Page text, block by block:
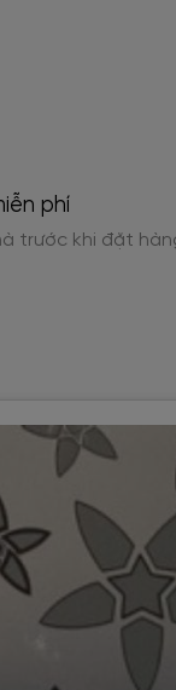
phí
trước khi đặt